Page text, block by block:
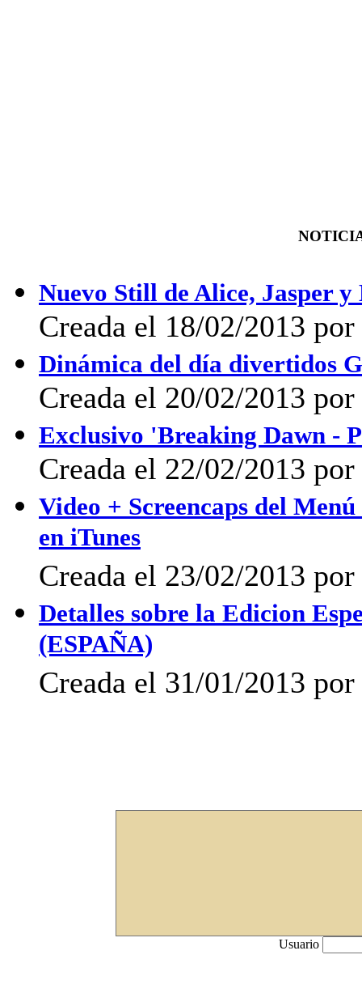
Nuevo Still de Alice, Jasper
Creada el 18/02/2013
Dinámica del día divertidos
Creada el 20/02/2013
Exclusivo 'Breaking Dawn -
Creada el 22/02/2013
Video + Screencaps del
en iTunes
Creada el 23/02/2013
Detalles sobre la Edicion
(ESPAÑA)
Creada el 31/01/2013
Usuario